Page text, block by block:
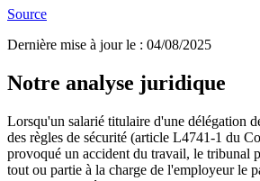
Source
Dernière mise à jour le : 04/08/2025
Notre analyse juridique
Lorsqu'un salarié titulaire d'une délégation
des règles de sécurité (article L4741-1 du
provoqué un accident du travail, le tribunal
tout ou partie à la charge de l'employeur le